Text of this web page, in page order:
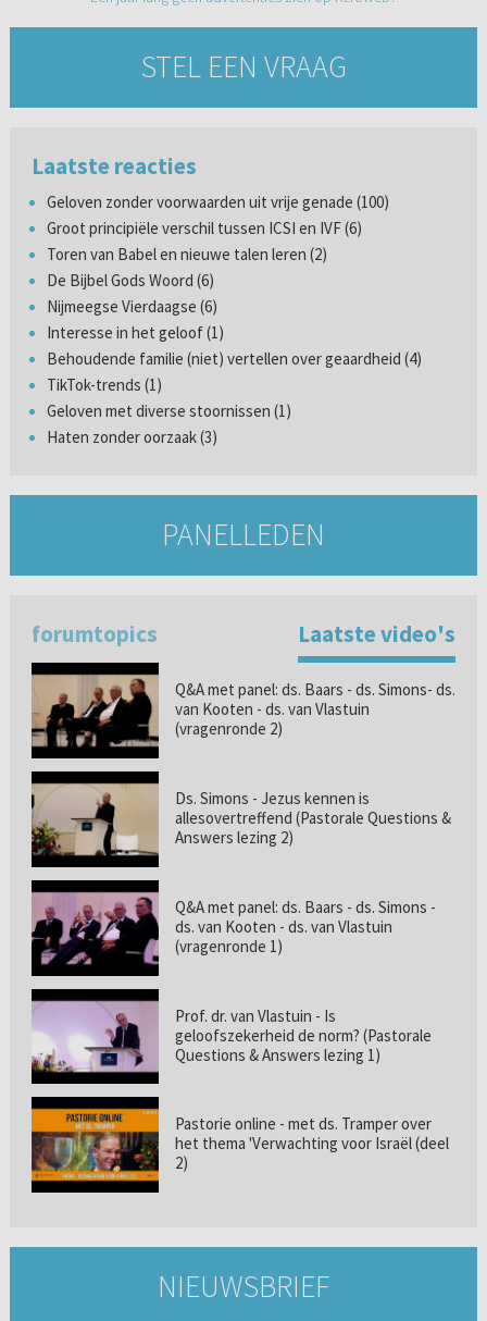
STEL EEN VRAAG
Laatste reacties
Geloven zonder voorwaarden uit vrije genade (100)
Groot principiële verschil tussen ICSI en IVF (6)
Toren van Babel en nieuwe talen leren (2)
De Bijbel Gods Woord (6)
Nijmeegse Vierdaagse (6)
Interesse in het geloof (1)
Behoudende familie (niet) vertellen over geaardheid (4)
TikTok-trends (1)
Geloven met diverse stoornissen (1)
Haten zonder oorzaak (3)
PANELLEDEN
forumtopics Laatste video's
Q&A met panel: ds. Baars - ds. Simons- ds.
van Kooten - ds. van Vlastuin
(vragenronde 2)
Ds. Simons - Jezus kennen is
allesovertreffend (Pastorale Questions &
Answers lezing 2)
Q&A met panel: ds. Baars - ds. Simons -
ds. van Kooten - ds. van Vlastuin
(vragenronde 1)
Prof. dr. van Vlastuin - Is
geloofszekerheid de norm? (Pastorale
Questions & Answers lezing 1)
Pastorie online - met ds. Tramper over
het thema 'Verwachting voor Israël (deel
2)
NIEUWSBRIEF